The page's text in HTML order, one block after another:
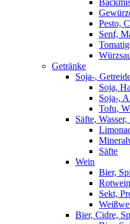
Pesto,
Senf,
Getränke
Soja-,
Soja,
Soja-,
Tofu,
Säfte,
Säfte
Wein
Bier,
Sekt,
Bier, Cidre,